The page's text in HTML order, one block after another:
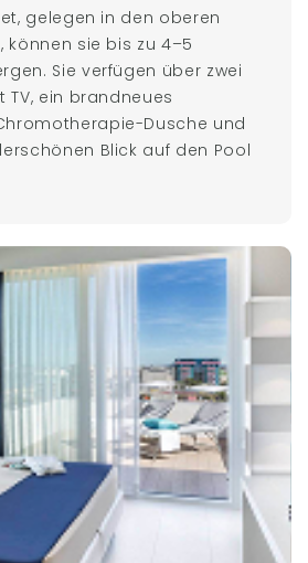
gelegen in den oberen
können sie bis zu 4–5
Sie verfügen über zwei
ein brandneues
Dusche und
Blick auf den Pool